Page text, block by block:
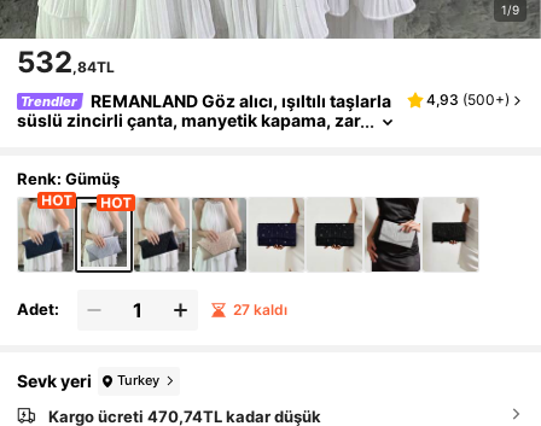
1/9
532,84TL
Trendler
REMANLAND Göz alıcı, ışıltılı taşlarla
süslü zincirli çanta, manyetik kapama, zar
uz çantası.
4,93 (500+)
Renk: Gümüş
Adet: 27 kaldı
Sevk yeri Turkey
Kargo ücreti 470,74TL kadar düşük